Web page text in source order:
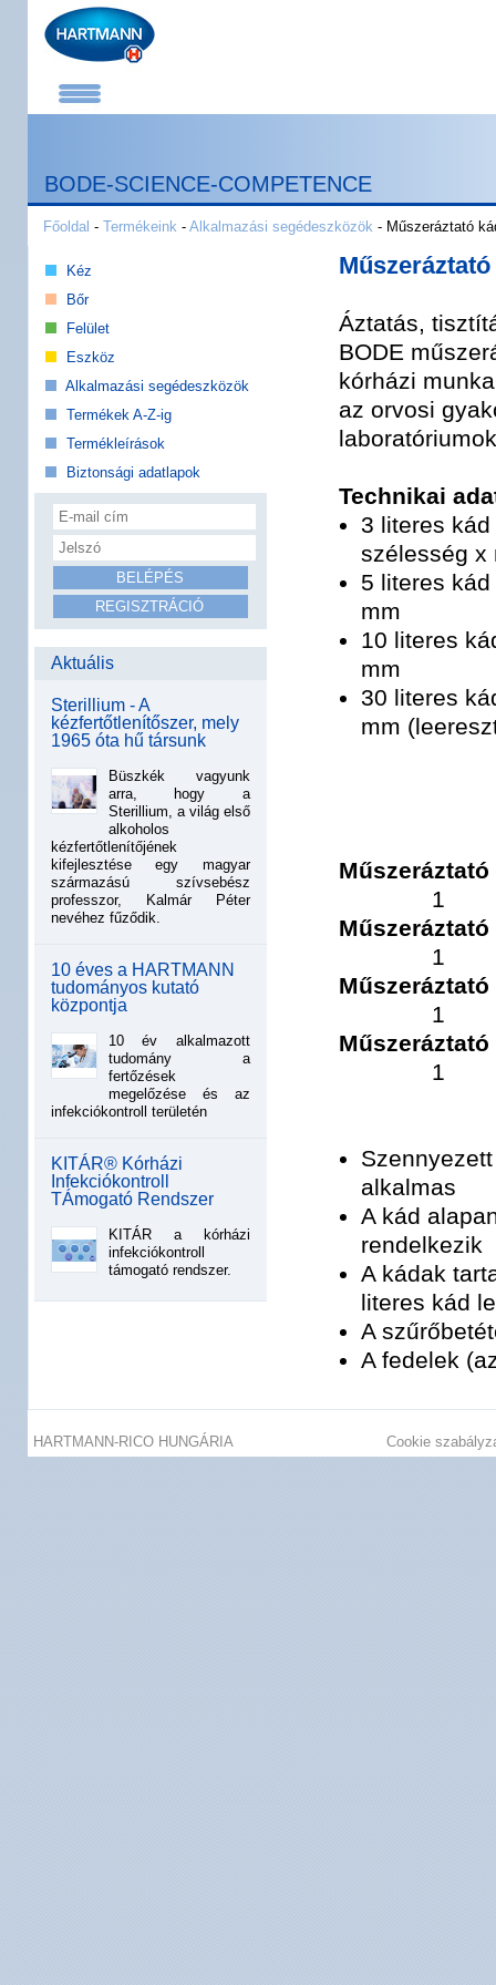
BODE-SCIENCE-COMPETENCE
Főoldal - Termékeink- Alkalmazási segédeszközök- Műszeráztató
Kéz
Bőr
Felület
Eszköz
Alkalmazási segédeszközök
Termékek A-Z-ig
Termékleírások
Biztonsági adatlapok
Aktuális
Sterillium - A
kézfertőtlenítőszer, mely
1965 óta hű társunk
Büszkék vagyunk
arra, hogy a
Sterillium, a világ első
alkoholos
kézfertőtlenítőjének
kifejlesztése egy magyar
származású szívsebész
professzor, Kalmár Péter
nevéhez fűződik.
10 éves a HARTMANN
tudományos kutató
központja
10 év alkalmazott
tudomány a
fertőzések
megelőzése és az
infekciókontroll területén
KITÁR® Kórházi
Infekciókontroll
TÁmogató Rendszer
KITÁR a kórházi
infekciókontroll
támogató rendszer.
Áztatás,
BODE
kórházi
az orvosi
Technikai
3 literes
szélesség x
5 literes
mm
10 literes
mm
30 literes
mm
1
1
1
1
alkalmas
A kád
rendelkezik
A kádak
literes kád
A
A fedelek
HARTMANN-RICO HUNGÁRIA Cookie